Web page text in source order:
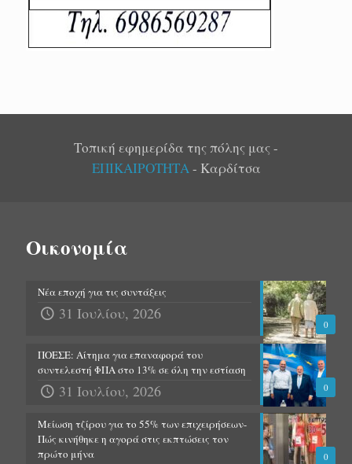
Τοπική εφημερίδα της πόλης μας -
ΕΠΙΚΑΙΡΟΤΗΤΑ- Καρδίτσα
Οικονομία
0
Νέα εποχή για τις συντάξεις
31 Ιουλίου, 2026
0
ΠΟΕΣΕ: Αίτημα για επαναφορά του
συντελεστή ΦΠΑ στο 13% σε όλη την εστίαση
31 Ιουλίου, 2026
0
Μείωση τζίρου για το 55% των επιχειρήσεων-
Πώς κινήθηκε η αγορά στις εκπτώσεις τον
πρώτο μήνα